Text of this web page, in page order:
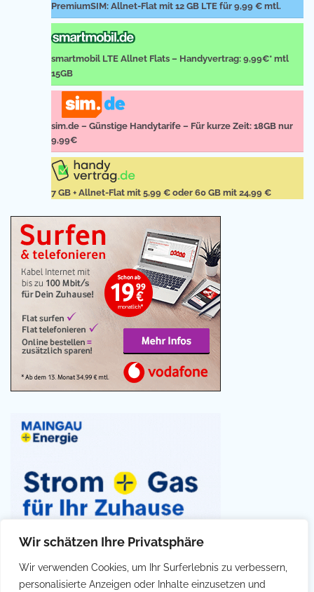
Wir schätzen Ihre Privatsphäre
Wir verwenden Cookies, um Ihr Surferlebnis zu verbessern,
personalisierte Anzeigen oder Inhalte einzusetzen und
PremiumSIM: Allnet-Flat mit 12 GB LTE für 9,99 € mtl.
smartmobil LTE Allnet Flats – Handyvertrag: 9,99€* mtl
15GB
sim.de – Günstige Handytarife – Für kurze Zeit: 18GB nur
9,99€
7 GB + Allnet-Flat mit 5,99 € oder 60 GB mit 24,99 €